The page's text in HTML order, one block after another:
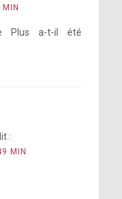
Plus a-t-il été
:
MIN